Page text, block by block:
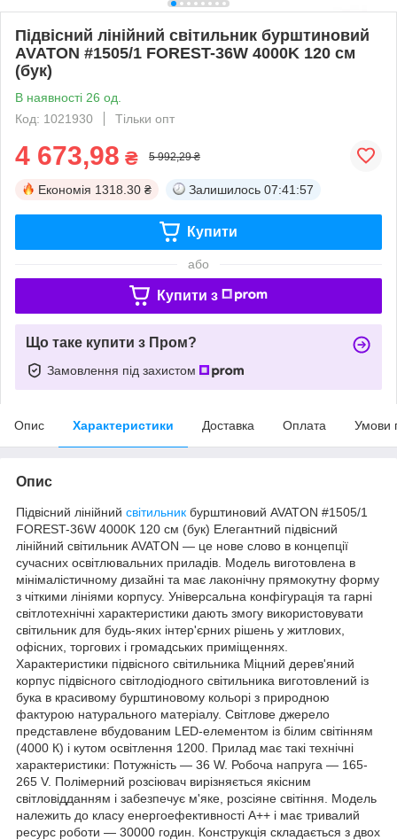
Підвісний лінійний світильник бурштиновий
AVATON #1505/1 FOREST-36W 4000K 120 см
(бук)
В наявності 26 од.
Код: 1021930
Тільки опт
4 673,98 ₴ 5 992,29 ₴
Економія 1318.30 ₴ Залишилось 07:41:56
Купити
або
Купити з
Що таке купити з Пром?
Замовлення під захистом
Опис Характеристики Доставка Оплата Умови
Опис
Підвісний лінійний світильник бурштиновий AVATON #1505/1
FOREST-36W 4000K 120 см (бук) Елегантний підвісний
лінійний світильник AVATON — це нове слово в концепції
сучасних освітлювальних приладів. Модель виготовлена в
мінімалістичному дизайні та має лаконічну прямокутну форму
з чіткими лініями корпусу. Універсальна конфігурація та гарні
світлотехнічні характеристики дають змогу використовувати
світильник для будь-яких інтер'єрних рішень у житлових,
офісних, торгових і громадських приміщеннях.
Характеристики підвісного світильника Міцний дерев'яний
корпус підвісного світлодіодного світильника виготовлений із
бука в красивому бурштиновому кольорі з природною
фактурою натурального матеріалу. Світлове джерело
представлене вбудованим LED-елементом із білим світінням
(4000 К) і кутом освітлення 1200. Прилад має такі технічні
характеристики: Потужність — 36 W. Робоча напруга — 165-
265 V. Полімерний розсіювач вирізняється якісним
світловідданням і забезпечує м'яке, розсіяне світіння. Модель
належить до класу енергоефективності А++ і має тривалий
ресурс роботи — 30000 годин. Конструкція складається з двох